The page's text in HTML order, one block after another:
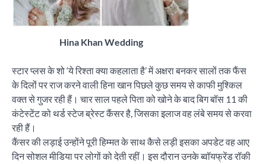
Hina Khan Wedding
स्टार प्लस के शो ‘ये रिश्ता क्या कहलाता है’ में अक्षरा बनकर सालों तक फैंस
के दिलों पर राज करने वाली हिना खान पिछले कुछ समय से काफी मुश्किल
वक्त से गुजर रही हैं। चार साल पहले पिता को खोने के बाद बिग बॉस 11 की
कंटेस्टेंट को थर्ड स्टेज ब्रेस्ट कैंसर है, जिसका इलाज वह लंबे समय से करवा
रही हैं।
कैंसर की लड़ाई उन्होंने पूरी हिम्मत के साथ कैसे लड़ी इसका अपडेट वह आए
दिन सोशल मीडिया पर लोगों को देती रहीं। इस दौरान उनके ब्वॉयफ्रेंड रॉकी